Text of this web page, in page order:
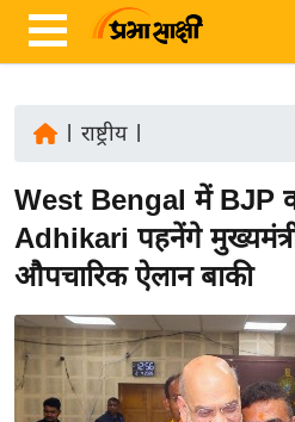
ज़ा
ख
ब
र
रा
ष्ट्री
य
राष्ट्रीय|
West Bengal में BJP
Adhikari पहनेंगे
औपचारिक ऐलान बाकी